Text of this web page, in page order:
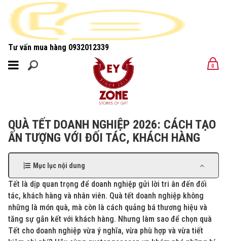
Tư vấn mua hàng 0932012339
MENU 0
QUÀ TẾT DOANH NGHIỆP 2026: CÁCH TẠO
ẤN TƯỢNG VỚI ĐỐI TÁC, KHÁCH HÀNG
Mục lục nội dung
Tết là dịp quan trọng để doanh nghiệp gửi lời tri ân đến đối
tác, khách hàng và nhân viên. Quà tết doanh nghiệp không
những là món quà, mà còn là cách quảng bá thương hiệu và
tăng sự gắn kết với khách hàng. Nhưng làm sao để chọn quà
Tết cho doanh nghiệp vừa ý nghĩa, vừa phù hợp và vừa tiết